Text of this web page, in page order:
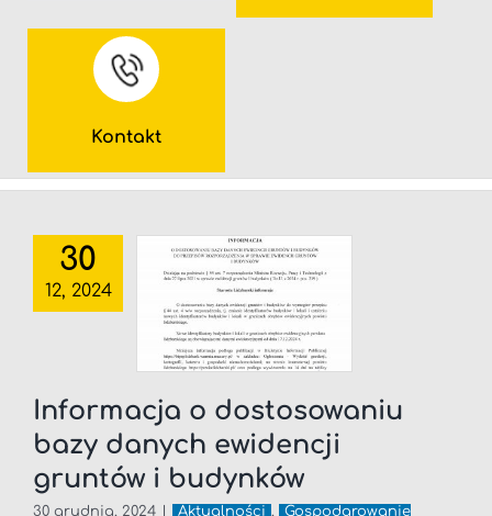
Kontakt
30
12, 2024
Informacja o dostosowaniu
bazy danych ewidencji
gruntów i budynków
30 grudnia, 2024 Aktualności ,
Gospodarowanie